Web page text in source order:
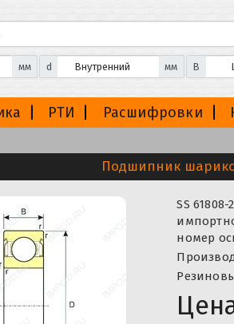
мм d мм B
РТИ Расшифровки
Подшипник
SS
номер